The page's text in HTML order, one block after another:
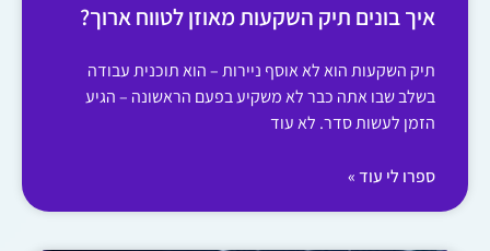
איך בונים תיק השקעות מאוזן לטווח ארוך?
תיק השקעות הוא לא אוסף ניירות – הוא תוכנית עבודה
בשלב שבו אתה כבר לא משקיע בפעם הראשונה – הגיע
הזמן לעשות סדר. לא עוד
ספרו לי עוד »